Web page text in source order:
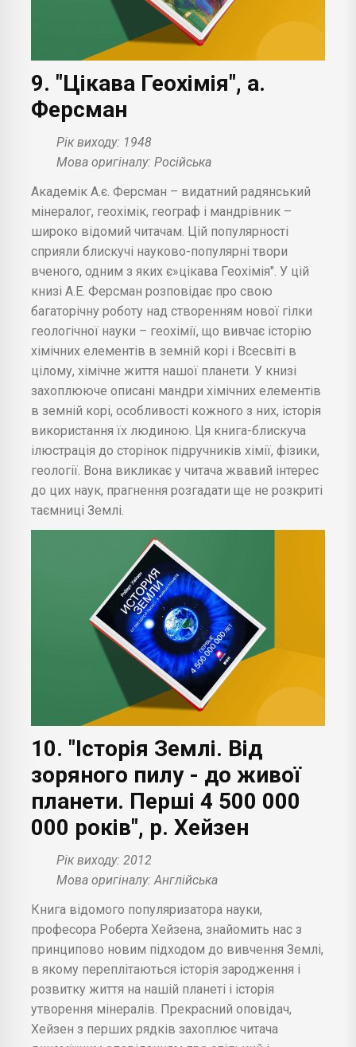
9. "Цікава Геохімія", а.
Ферсман
Рік виходу: 1948
Мова оригіналу: Російська
Академік А.є. Ферсман – видатний радянський
мінералог, геохімік, географ і мандрівник –
широко відомий читачам. Цій популярності
сприяли блискучі науково-популярні твори
вченого, одним з яких є»цікава Геохімія". У цій
книзі А.Е. Ферсман розповідає про свою
багаторічну роботу над створенням нової гілки
геологічної науки – геохімії, що вивчає історію
хімічних елементів в земній корі і Всесвіті в
цілому, хімічне життя нашої планети. У книзі
захоплююче описані мандри хімічних елементів
в земній корі, особливості кожного з них, історія
використання їх людиною. Ця книга-блискуча
ілюстрація до сторінок підручників хімії, фізики,
геології. Вона викликає у читача жвавий інтерес
до цих наук, прагнення розгадати ще не розкриті
таємниці Землі.
10. "Історія Землі. Від
зоряного пилу - до живої
планети. Перші 4 500 000
000 років", р. Хейзен
Рік виходу: 2012
Мова оригіналу: Англійська
Книга відомого популяризатора науки,
професора Роберта Хейзена, знайомить нас з
принципово новим підходом до вивчення Землі,
в якому переплітаються історія зародження і
розвитку життя на нашій планеті і історія
утворення мінералів. Прекрасний оповідач,
Хейзен з перших рядків захоплює читача